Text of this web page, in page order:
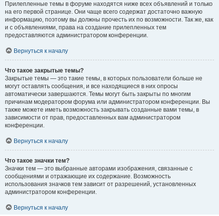
Прилепленные темы в форуме находятся ниже всех объявлений и только
на его первой странице. Они чаще всего содержат достаточно важную
информацию, поэтому вы должны прочесть их по возможности. Так же, как
и с объявлениями, права на создание прилепленных тем
предоставляются администратором конференции.
Вернуться к началу
Что такое закрытые темы?
Закрытые темы — это такие темы, в которых пользователи больше не
могут оставлять сообщения, и все находящиеся в них опросы
автоматически завершаются. Темы могут быть закрыты по многим
причинам модератором форума или администратором конференции. Вы
также можете иметь возможность закрывать созданные вами темы, в
зависимости от прав, предоставленных вам администратором
конференции.
Вернуться к началу
Что такое значки тем?
Значки тем — это выбранные авторами изображения, связанные с
сообщениями и отражающие их содержание. Возможность
использования значков тем зависит от разрешений, установленных
администратором конференции.
Вернуться к началу